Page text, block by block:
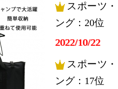
スポーツ
ング：20位
2022/10/22
スポーツ
ング：17位